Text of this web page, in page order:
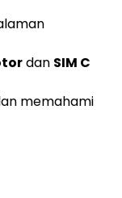
dan SIM C
memahami